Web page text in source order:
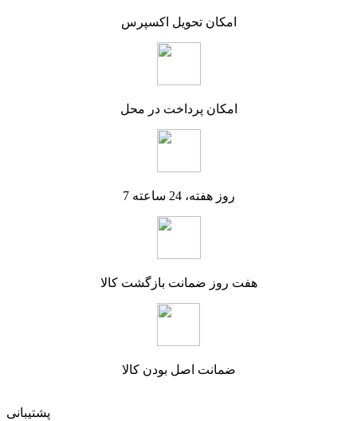
امکان تحویل اکسپرس
امکان پرداخت در محل
7 روز هفته، 24 ساعته
هفت روز ضمانت بازگشت کالا
ضمانت اصل بودن کالا
پشتیبانی